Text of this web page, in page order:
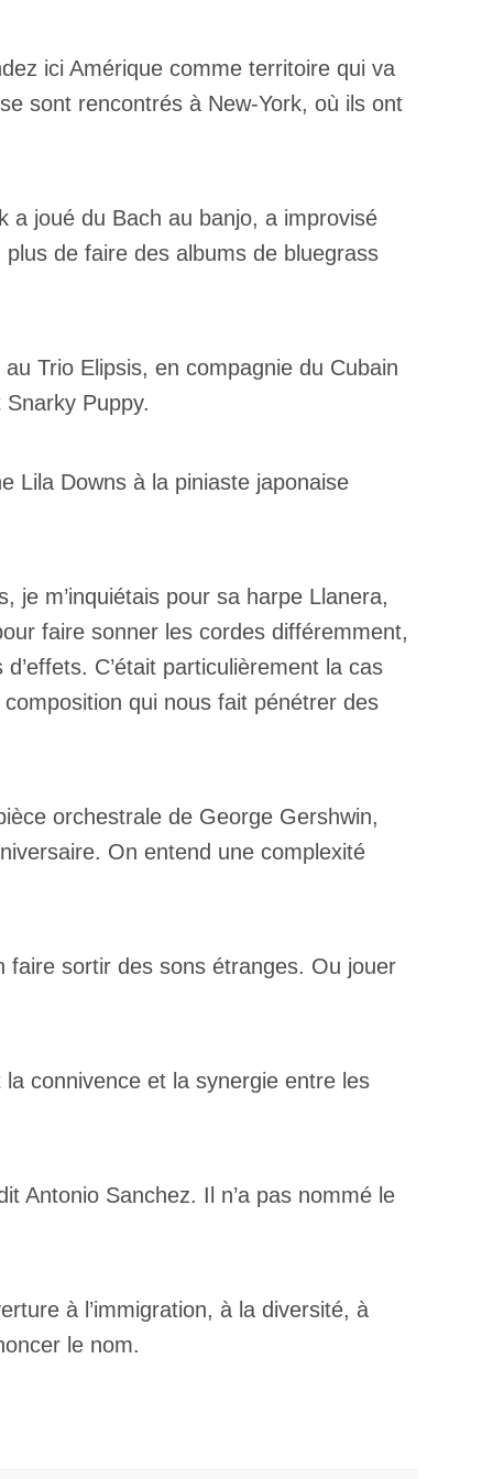
ici Amérique comme territoire qui va
sont rencontrés à New-York, où ils ont
a joué du Bach au banjo, a improvisé
de faire des albums de bluegrass
Trio Elipsis, en compagnie du Cubain
Puppy.
Lila Downs à la piniaste japonaise
je m’inquiétais pour sa harpe Llanera,
faire sonner les cordes différemment,
C’était particulièrement la cas
qui nous fait pénétrer des
orchestrale de George Gershwin,
On entend une complexité
sortir des sons étranges. Ou jouer
connivence et la synergie entre les
Antonio Sanchez. Il n’a pas nommé le
à l’immigration, à la diversité, à
le nom.